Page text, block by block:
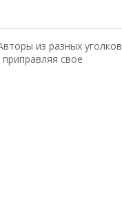
из разных уголков
свое